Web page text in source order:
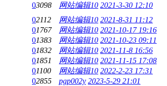
03098 网站编辑10 2021-3-30 12:10
02112 网站编辑10 2021-8-31 11:12
01767 网站编辑10 2021-10-17 19:16
01383 网站编辑10 2021-10-23 09:11
01832 网站编辑10 2021-11-8 16:56
01851 网站编辑10 2021-11-15 17:08
01100 网站编辑10 2022-2-23 17:31
02855 pgp002y 2023-5-29 21:01